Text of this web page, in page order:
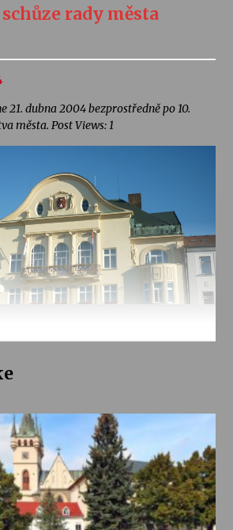
rady města
21. dubna 2004 bezprostředně po 10.
města. Post Views: 1